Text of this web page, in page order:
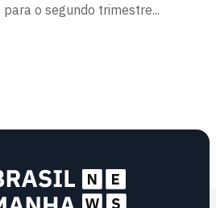
o segundo trimestre...